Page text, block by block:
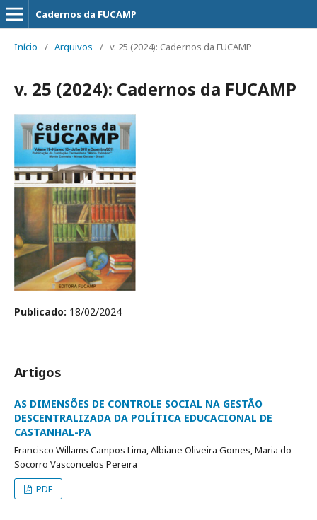
Cadernos da FUCAMP
Início / Arquivos / v. 25 (2024): Cadernos da FUCAMP
v. 25 (2024): Cadernos da FUCAMP
Publicado: 18/02/2024
Artigos
AS DIMENSÕES DE CONTROLE SOCIAL NA GESTÃO
DESCENTRALIZADA DA POLÍTICA EDUCACIONAL DE
CASTANHAL-PA
Francisco Willams Campos Lima, Albiane Oliveira Gomes, Maria do
Socorro Vasconcelos Pereira
PDF